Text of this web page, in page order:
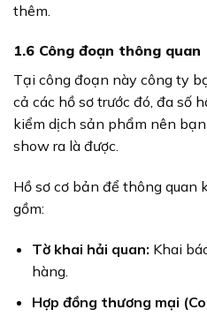
thêm.
1.6 Công đoạn thông quan
Tại công đoạn này công ty
cả các hồ sơ trước đó, đa số
kiểm dịch sản phẩm nên
show ra là được.
Hồ sơ cơ bản để thông quan
gồm:
Tờ khai hải quan: Khai
hàng.
Hợp đồng thương mại